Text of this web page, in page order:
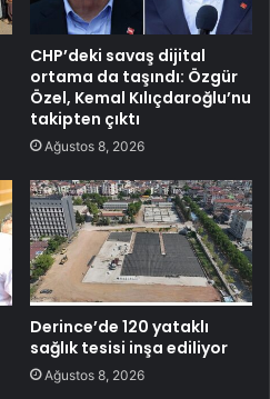
CHP’deki savaş dijital
ortama da taşındı: Özgür
Özel, Kemal Kılıçdaroğlu’nu
takipten çıktı
Ağustos 8, 2026
Derince’de 120 yataklı
sağlık tesisi inşa ediliyor
Ağustos 8, 2026